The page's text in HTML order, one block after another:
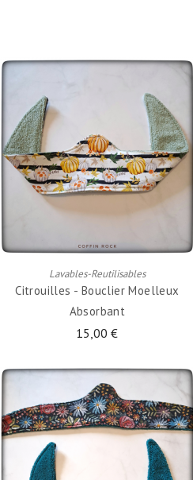
Lavables-Reutilisables
Citrouilles - Bouclier Moelleux
Absorbant
15,00 €